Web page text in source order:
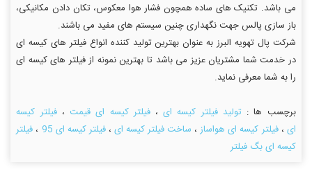
می باشد. تکنیک های ساده همچون فشار هوا معکوس، تکان دادن مکانیکی،
باز سازی پالس جهت نگهداری چنین سیستم های مفید می باشند.
شرکت پال تهویه البرز به عنوان بهترین تولید کننده انواع فیلتر های کیسه ای
در خدمت شما مشتریان عزیز می باشد تا بهترین نمونه از فیلتر های کیسه ای
را به شما معرفی نماید.
برچسب ها : تولید فیلتر کیسه ای،فیلتر کیسه ای قیمت ،فیلتر کیسه
ای ،فیلتر کیسه ای هواساز، ساخت فیلتر کیسه ای ،فیلتر کیسه ای 95 ، فیلتر
کیسه ای بگ فیلتر